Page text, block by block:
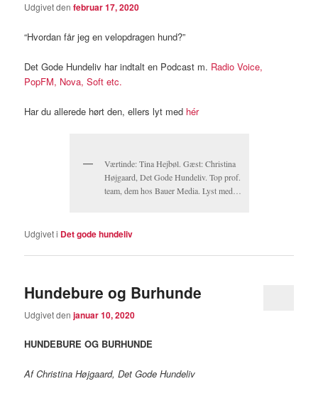
Udgivet denfebruar 17, 2020
“Hvordan får jeg en velopdragen hund?”
Det Gode Hundeliv har indtalt en Podcast m. Radio Voice,
PopFM, Nova, Soft etc.
Har du allerede hørt den, ellers lyt med hér
Værtinde: Tina Hejbøl. Gæst: Christina
Højgaard, Det Gode Hundeliv. Top prof.
team, dem hos Bauer Media. Lyst med…
Udgivet i Det gode hundeliv
Hundebure og Burhunde
Udgivet denjanuar 10, 2020
HUNDEBURE OG BURHUNDE
Af Christina Højgaard, Det Gode Hundeliv